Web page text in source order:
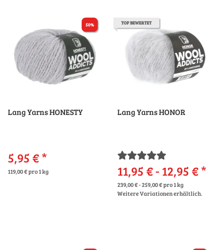
50%
Lang Yarns HONESTY
5,95 €*
119,00 € pro 1 kg
TOP BEWERTET
Lang Yarns HONOR
11,95 € -12,95 €*
239,00 € - 259,00 € pro 1 kg
Weitere Variationen erhältlich.